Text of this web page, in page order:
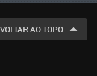
VOLTAR AO TOPO